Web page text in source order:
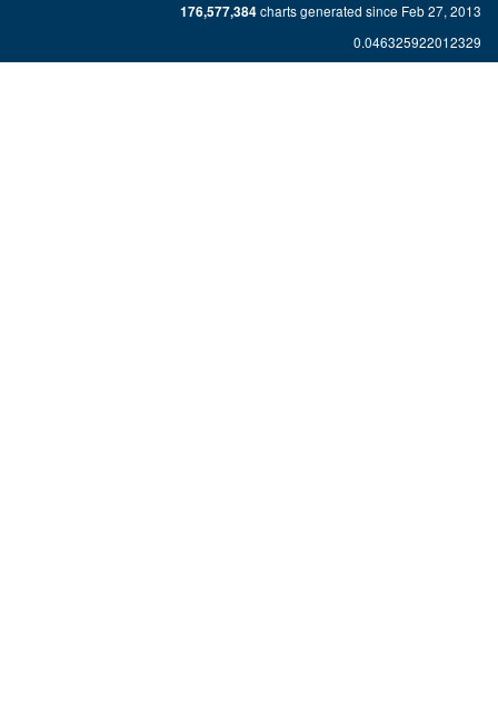
176,577,384charts generated since Feb 27, 2013
0.046325922012329